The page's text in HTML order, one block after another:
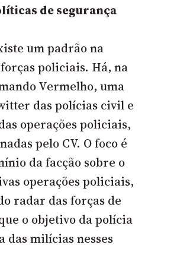
de segurança
um padrão na
policiais. Há, na
Vermelho, uma
das polícias civil e
operações policiais,
pelo CV. O foco é
da facção sobre o
operações policiais,
radar das forças de
o objetivo da polícia
das milícias nesses